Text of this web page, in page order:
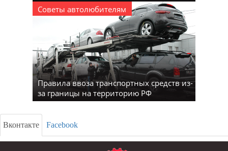
Советы автолюбителям
Правила ввоза транспортных средств из-
за границы на территорию РФ
Вконтакте Facebook